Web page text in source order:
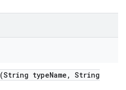
(String typeName , String